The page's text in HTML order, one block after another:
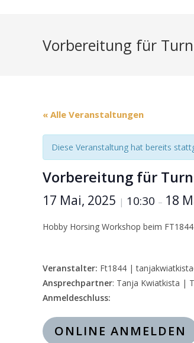
Vorbereitung für
« Alle Veranstaltungen
Diese Veranstaltung hat bereits
Vorbereitung für
17 Mai, 2025 | 10:30 – 18
Hobby Horsing Workshop beim
Veranstalter: Ft1844 |
Ansprechpartner: Tanja Kwiatkista |
Anmeldeschluss:
ONLINE ANMELDEN